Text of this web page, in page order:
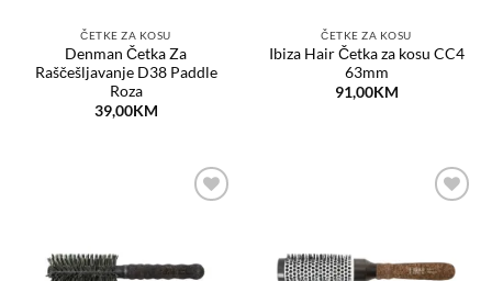
ČETKE ZA KOSU
Denman Četka Za
Raščešljavanje D38 Paddle
Roza
39,00KM
ČETKE ZA KOSU
Ibiza Hair Četka za kosu CC4
63mm
91,00KM
želja
želja